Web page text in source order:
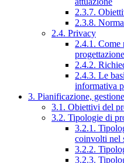
2.3.7.
2.3.8.
2.4. Privacy
2.4.1. Come
2.4.2.
2.4.3. Le
informativa
3. Pianificazione,
3.1. Obiettivi del
3.2. Tipologie di
3.2.1.
coinvolti nel
3.2.2.
3.2.3.